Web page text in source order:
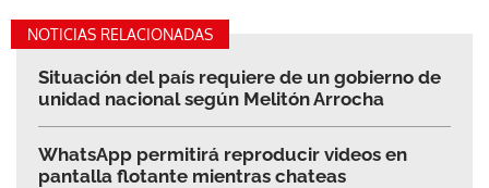
NOTICIAS RELACIONADAS
Situación del país requiere de un gobierno de
unidad nacional según Melitón Arrocha
WhatsApp permitirá reproducir videos en
pantalla flotante mientras chateas